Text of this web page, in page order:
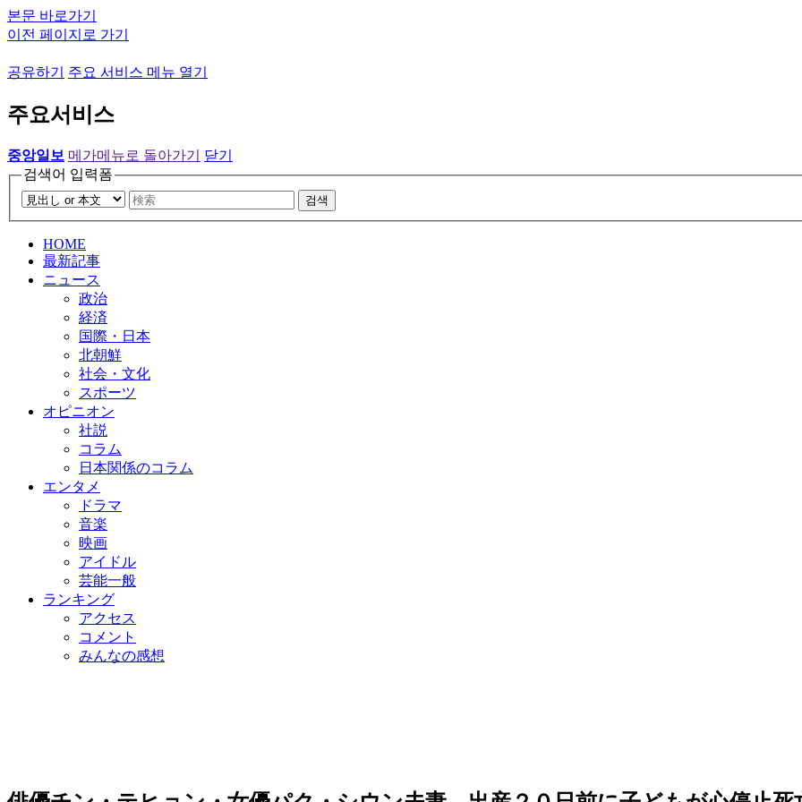
본문 바로가기
이전 페이지로 가기
공유하기 주요 서비스 메뉴 열기
주요서비스
중앙일보 메가메뉴로 돌아가기
닫기
검색어 입력폼
검색
HOME
最新記事
ニュース
政治
経済
国際・日本
北朝鮮
社会・文化
スポーツ
オピニオン
社説
コラム
日本関係のコラム
エンタメ
ドラマ
音楽
映画
アイドル
芸能一般
ランキング
アクセス
コメント
みんなの感想